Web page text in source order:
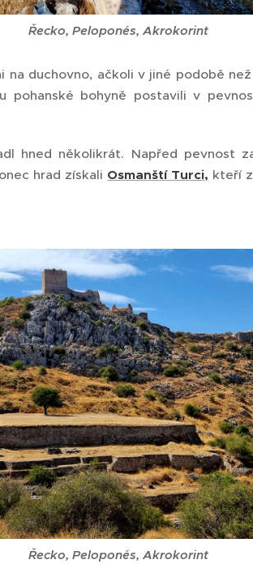
Řecko, Peloponés, Akrokorint
na duchovno, ačkoli v jiné podobě
pohanské bohyně postavili v
hned několikrát. Napřed pevnost
hrad získali Osmanští Turci, kteří
Řecko, Peloponés, Akrokorint